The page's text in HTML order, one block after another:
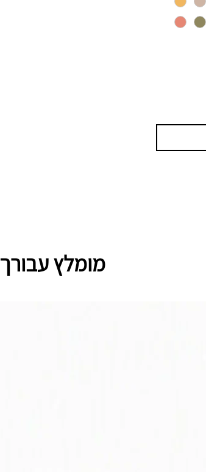
מומלץ עבורך